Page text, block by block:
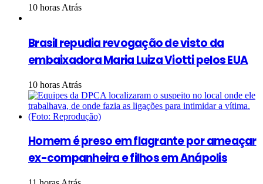
10 horas Atrás
Brasil repudia revogação de visto da
embaixadora Maria Luiza Viotti pelos EUA
10 horas Atrás
Homem é preso em flagrante por ameaçar
ex-companheira e filhos em Anápolis